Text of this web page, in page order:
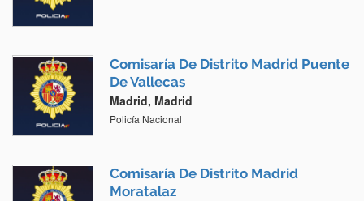
Comisaría De Distrito Madrid Puente
De Vallecas
Madrid, Madrid
Policía Nacional
Comisaría De Distrito Madrid
Moratalaz